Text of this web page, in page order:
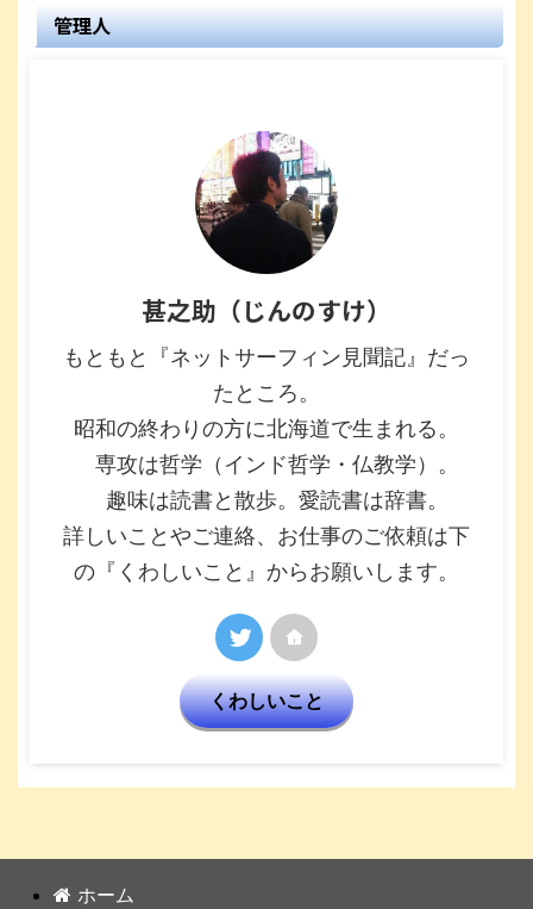
管理人
甚之助（じんのすけ）
もともと『ネットサーフィン見聞記』だっ
たところ。
昭和の終わりの方に北海道で生まれる。
専攻は哲学（インド哲学・仏教学）。
趣味は読書と散歩。愛読書は辞書。
詳しいことやご連絡、お仕事のご依頼は下
の『くわしいこと』からお願いします。
くわしいこと
ホーム